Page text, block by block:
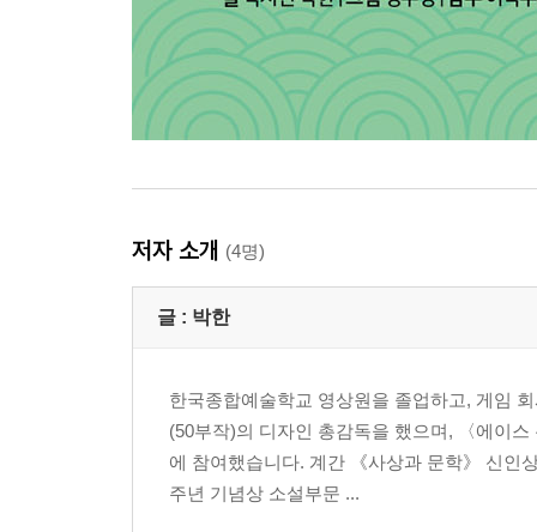
저자 소개 (4명)
글 : 박한
한국종합예술학교 영상원을 졸업하고, 게임
(50부작)의 디자인 총감독을 했으며, 〈에이
에 참여했습니다. 계간 《사상과 문학》 신인
주년 기념상 소설부문 ...